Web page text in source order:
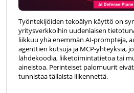
Työntekijöiden tekoälyn käyttö on
yritysverkkoihin uudenlaisen
liikkuu yhä enemmän AI-prompteja,
agenttien kutsuja ja MCP-yhteyksiä,
lähdekoodia, liiketoimintatietoa tai
aineistoa. Perinteiset palomuurit
tunnistaa tällaista liikennettä.